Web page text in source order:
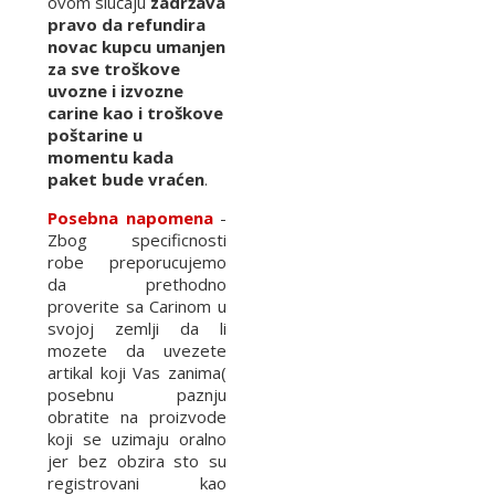
pravo da refundira
novac kupcu umanjen
za sve troškove
uvozne i izvozne
carine kao i troškove
poštarine u
momentu kada
paket bude vraćen.
Posebna napomena-
Zbog specificnosti
robe preporucujemo
da prethodno
proverite sa Carinom u
svojoj zemlji da li
mozete da uvezete
artikal koji Vas zanima(
posebnu paznju
obratite na proizvode
koji se uzimaju oralno
jer bez obzira sto su
registrovani kao